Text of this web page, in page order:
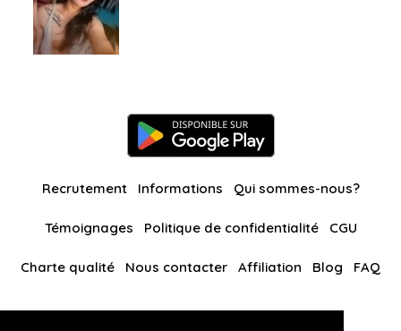
Recrutement Informations Qui sommes-nous?
Témoignages Politique de confidentialité CGU
Charte qualité Nous contacter Affiliation Blog FAQ